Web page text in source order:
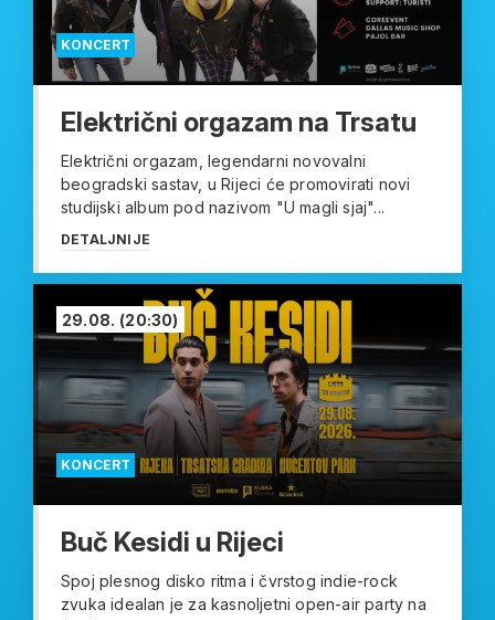
KONCERT
Električni orgazam na Trsatu
Električni orgazam, legendarni novovalni
beogradski sastav, u Rijeci će promovirati novi
studijski album pod nazivom "U magli sjaj"...
DETALJNIJE
KONCERT
29.08. (20:30)
Buč Kesidi u Rijeci
Spoj plesnog disko ritma i čvrstog indie-rock
zvuka idealan je za kasnoljetni open-air party na